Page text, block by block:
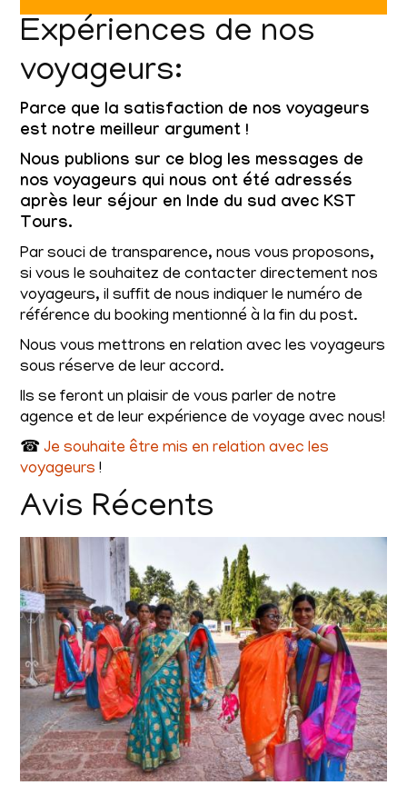
Expériences de nos
voyageurs:
Parce que la satisfaction de nos voyageurs
est notre meilleur argument !
Nous publions sur ce blog les messages de
nos voyageurs qui nous ont été adressés
après leur séjour en Inde du sud avec KST
Tours.
Par souci de transparence, nous vous proposons,
si vous le souhaitez de contacter directement nos
voyageurs, il suffit de nous indiquer le numéro de
référence du booking mentionné à la fin du post.
Nous vous mettrons en relation avec les voyageurs
sous réserve de leur accord.
Ils se feront un plaisir de vous parler de notre
agence et de leur expérience de voyage avec nous!
☎Je souhaite être mis en relation avec les
voyageurs !
Avis Récents